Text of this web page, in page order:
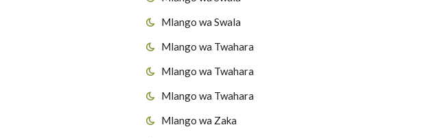
Mlango wa Swala
Mlango wa Twahara
Mlango wa Twahara
Mlango wa Twahara
Mlango wa Zaka